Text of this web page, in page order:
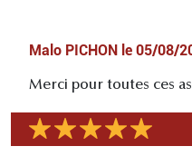
Malo PICHON le 05/08/
Merci pour toutes ces